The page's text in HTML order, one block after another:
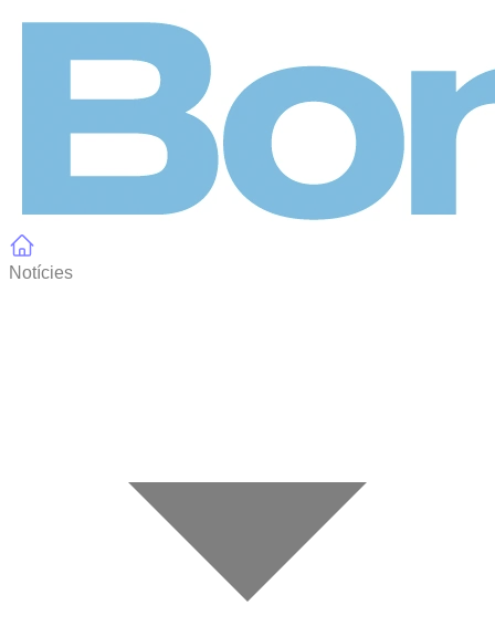
Notícies